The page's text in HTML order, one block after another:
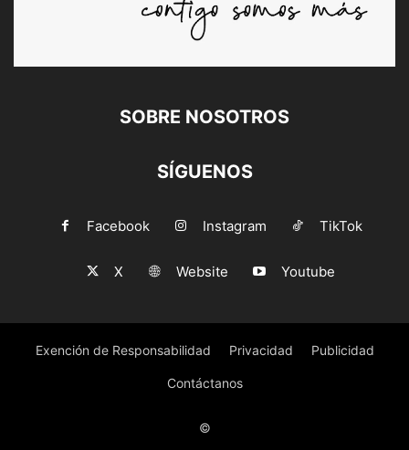
SOBRE NOSOTROS
SÍGUENOS
Facebook Instagram TikTok
X Website Youtube
Exención de Responsabilidad Privacidad Publicidad
Contáctanos
©